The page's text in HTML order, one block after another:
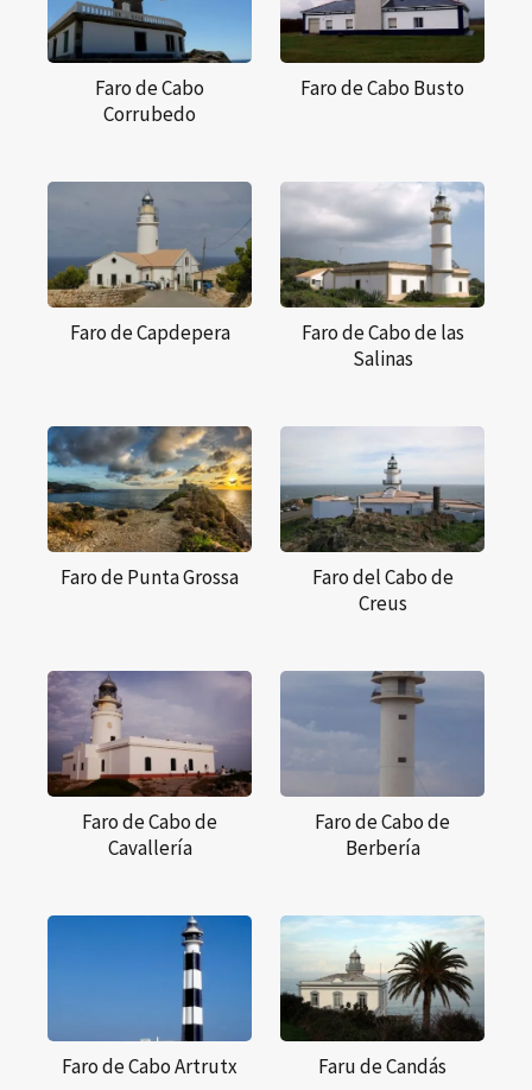
Faro de Cabo
Corrubedo
Faro de Cabo Busto
Faro de Capdepera
Faro de Cabo de las
Salinas
Faro de Punta Grossa
Faro del Cabo de
Creus
Faro de Cabo de
Cavallería
Faro de Cabo de
Berbería
Faro de Cabo Artrutx Faru de Candás